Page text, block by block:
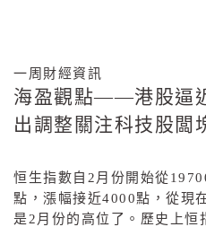
一周財經資訊
海盈觀點——港股逼
出調整關注科技股闆
恒生指數自 2 月份開始從
點，漲幅接近4000點，從現
是2 月份的高位了。歷史上恒